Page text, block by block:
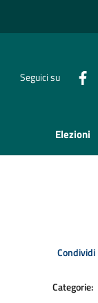
Seguici su
Elezioni
Condividi
Categorie: